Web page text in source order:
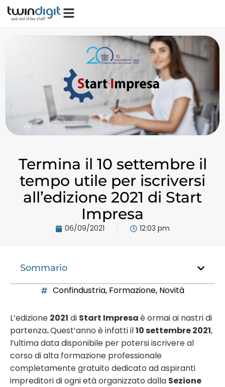
Termina il 10 settembre il
tempo utile per iscriversi
all’edizione 2021 di Start
Impresa
06/09/2021 12:03 pm
Sommario
Confindustria, Formazione, Novità
L’edizione 2021 di Start Impresaè ormai ai nastri di
partenza.Quest’anno è infatti il10 settembre 2021,
l’ultima data disponibile per potersi iscrivere al
corso di alta formazione professionale
completamente gratuito dedicato ad aspiranti
impreditori di ogni età organizzato dalla Sezione